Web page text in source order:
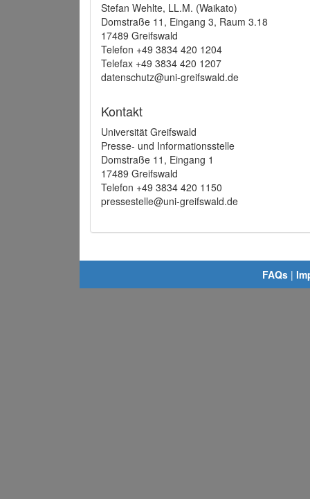
Stefan Wehlte, LL.M. (Waikato)
Domstraße 11, Eingang 3, Raum 3.18
17489 Greifswald
Telefon +49 3834 420 1204
Telefax +49 3834 420 1207
datenschutz@uni-greifswald.de
Kontakt
Universität Greifswald
Presse- und Informationsstelle
Domstraße 11, Eingang 1
17489 Greifswald
Telefon +49 3834 420 1150
pressestelle@uni-greifswald.de
FAQs |